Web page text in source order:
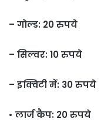
– गोल्ड: 20 रुपये
– सिल्वर: 10 रुपये
– इक्विटी में: 30 रुपये
• लार्ज कैप: 20 रुपये